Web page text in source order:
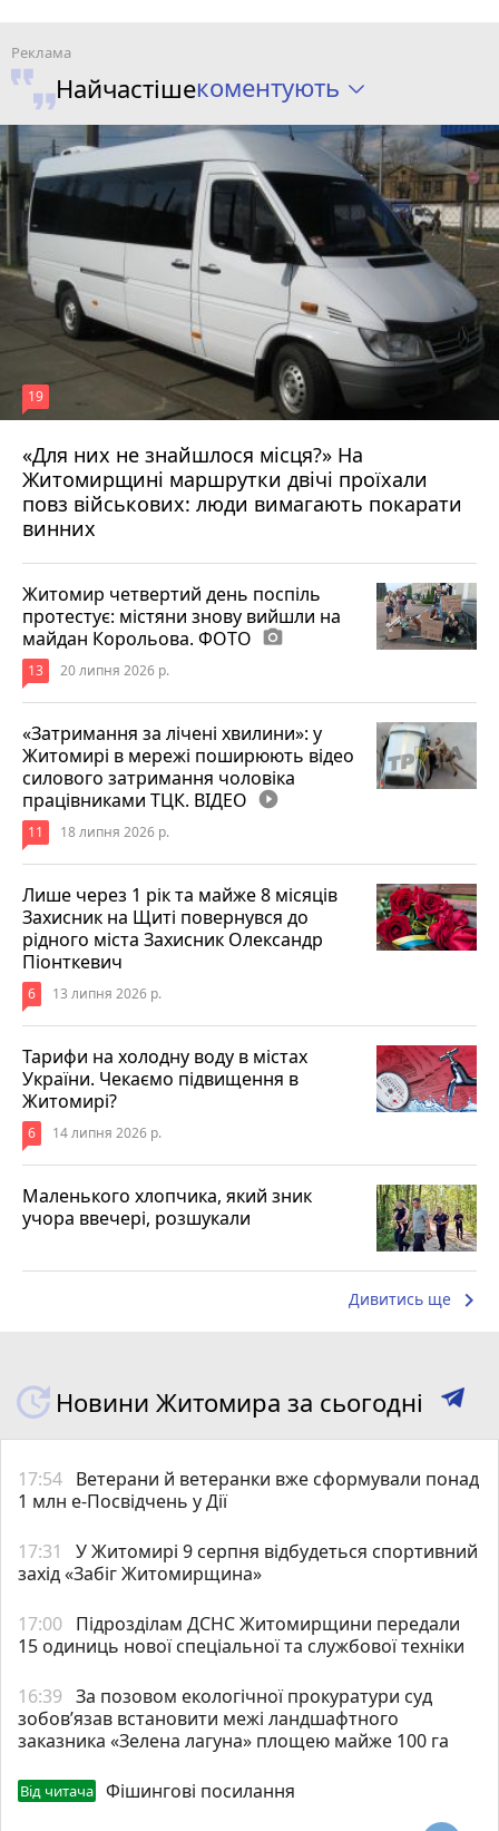
Найчастішекоментують
«Для них не знайшлося місця?» На
Житомирщині маршрутки двічі проїхали
повз військових: люди вимагають покарати
винних
19
17 липня 2026 р.
Житомир четвертий день поспіль
протестує: містяни знову вийшли на
майдан Корольова. ФОТО photo_camera
13 20 липня 2026 р.
«Затримання за лічені хвилини»: у
Житомирі в мережі поширюють відео
силового затримання чоловіка
працівниками ТЦК. ВІДЕО play_circle_filled
11 18 липня 2026 р.
Лише через 1 рік та майже 8 місяців
Захисник на Щиті повернувся до
рідного міста Захисник Олександр
Піонткевич
6 13 липня 2026 р.
Тарифи на холодну воду в містах
України. Чекаємо підвищення в
Житомирі?
6 14 липня 2026 р.
Маленького хлопчика, який зник
учора ввечері, розшукали
Дивитись ще keyboard_arrow_right
Новини Житомира за сьогодні
17:54 Ветерани й ветеранки вже сформували понад
1 млн е-Посвідчень у Дії
17:31
У Житомирі 9 серпня відбудеться спортивний
захід «Забіг Житомирщина»
17:00 Підрозділам ДСНС Житомирщини передали
15 одиниць нової спеціальної та службової техніки
16:39 За позовом екологічної прокуратури суд
зобов’язав встановити межі ландшафтного
заказника «Зелена лагуна» площею майже 100 га
Від читача Фішингові посилання